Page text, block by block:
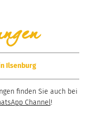
Ilsenburg
finden Sie auch bei
Channel!